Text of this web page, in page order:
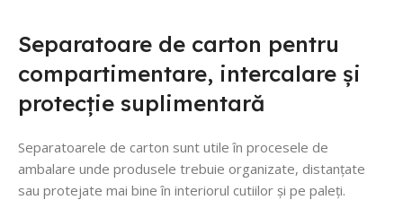
Separatoare de carton pentru
compartimentare, intercalare și
protecție suplimentară
Separatoarele de carton sunt utile în procesele de
ambalare unde produsele trebuie organizate, distanțate
sau protejate mai bine în interiorul cutiilor și pe paleți.